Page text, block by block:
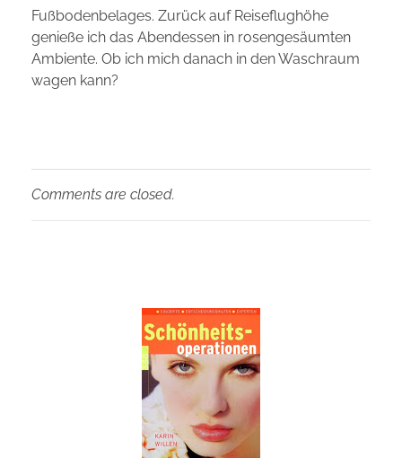
Fußbodenbelages. Zurück auf Reiseflughöhe
genieße ich das Abendessen in rosengesäumten
Ambiente. Ob ich mich danach in den Waschraum
wagen kann?
Comments are closed.